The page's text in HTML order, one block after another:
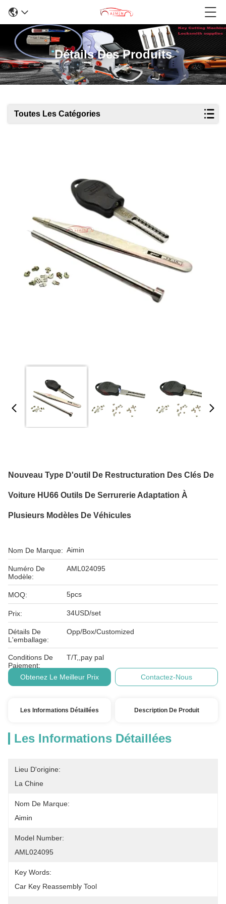
Détails Des Produits
Toutes Les Catégories
Nouveau Type D'outil De Restructuration Des Clés De
Voiture HU66 Outils De Serrurerie Adaptation À
Plusieurs Modèles De Véhicules
Nom De Marque: Aimin
Numéro De
Modèle:
AML024095
MOQ: 5pcs
Prix: 34USD/set
Détails De
L'emballage:
Opp/Box/Customized
Conditions De
Paiement:
T/T,,pay pal
Obtenez Le Meilleur Prix Contactez-Nous
Les Informations Détaillées Description De Produit
Les Informations Détaillées
Lieu D'origine:
La Chine
Nom De Marque:
Aimin
Model Number:
AML024095
Key Words:
Car Key Reassembly Tool